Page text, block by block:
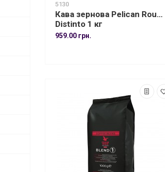
5130
Кава зернова Pelican Rouge
Distinto 1 кг
959.00 грн.